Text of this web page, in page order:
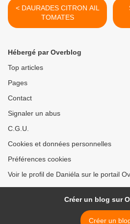
< DAURADES CITRON AIL
TOMATES
Hébergé par Overblog
Top articles
Pages
Contact
Signaler un abus
C.G.U.
Cookies et données personnelles
Préférences cookies
Voir le profil de Daniéla sur le portail
Créer un blog sur
Créer un